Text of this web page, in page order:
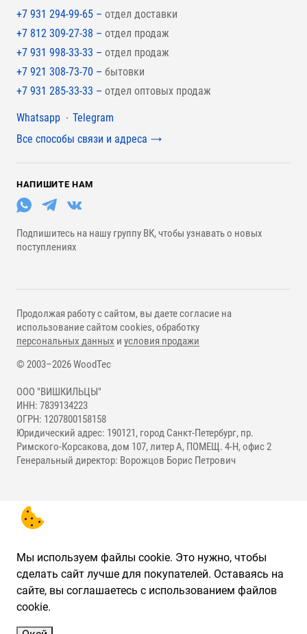
+7 931 294-99-65 – отдел доставки
+7 812 309-27-38 – отдел продаж
+7 931 998-33-33 – отдел продаж
+7 921 308-73-70 – бытовки
+7 931 285-33-33 – отдел оптовых продаж
Мессенджеры
Whatsapp
Telegram
Все способы связи и адреса
НАПИШИТЕ НАМ
Подпишитесь на нашу группу ВК, чтобы узнавать о новых
поступлениях
© 2003–2026 WoodTec
ООО "ВИШКИЛЬЦЫ"
ИНН: 7839134223
ОГРН: 1207800158158
Юридический адрес: 190121, город Санкт-Петербург, пр.
Римского-Корсакова, дом 107, литер А, ПОМЕЩ. 4-Н, офис 2
Генеральный директор: Ворожцов Борис Петрович
Продолжая работу с сайтом, вы даете согласие на
использование сайтом cookies, обработку
персональных данных и условия продажи
Мы используем файлы cookie. Это нужно, чтобы
сделать сайт лучше для покупателей. Оставаясь на
сайте, вы соглашаетесь с использованием файлов
cookie.